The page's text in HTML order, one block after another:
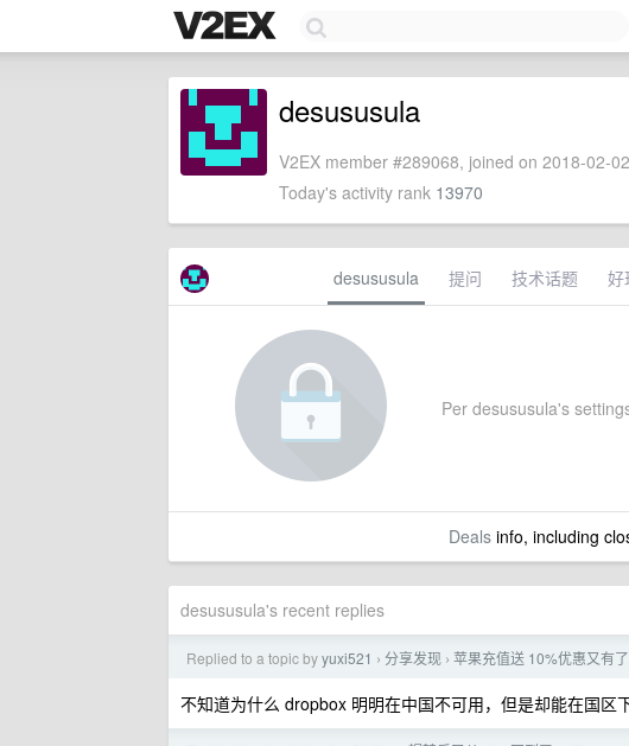
desususula
V2EX member #289068, joined on 2018-02-
Today's activity rank 13970
desususula 提问 技术话题 好
Per desususula's
Dealsinfo, including
desususula's recent replies
Replied to a topic byyuxi521 › 分享发现 › 苹果充值送 10%优惠又有了
不知道为什么 dropbox 明明在中国不可用，但是却能在国区